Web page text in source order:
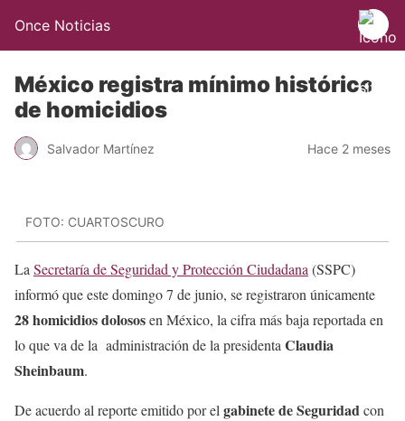
Once Noticias
México registra mínimo histórico
de homicidios
Salvador Martínez Hace 2 meses
FOTO: CUARTOSCURO
La Secretaría de Seguridad y Protección Ciudadana (SSPC)
informó que este domingo 7 de junio, se registraron únicamente
28 homicidios dolososen México, la cifra más baja reportada en
lo que va de la administración de la presidenta Claudia
Sheinbaum.
De acuerdo al reporte emitido por el gabinete de Seguridadcon